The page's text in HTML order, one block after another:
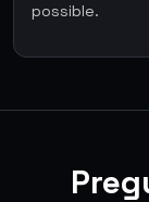
possible.